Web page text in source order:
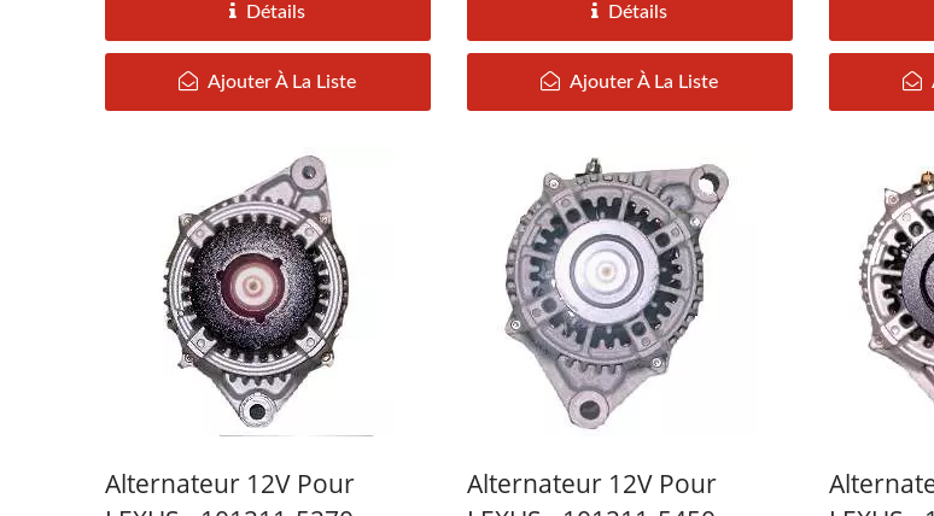
Détails
Ajouter À La Liste
Détails
Ajouter À La Liste
Alternateur 12V Pour
Alternateur 12V Pour